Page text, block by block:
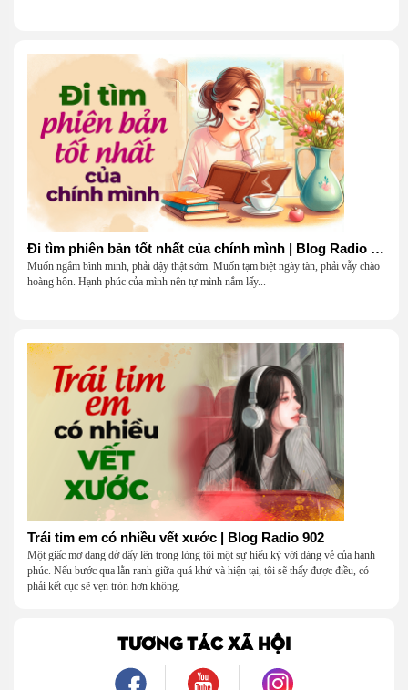
Đi tìm phiên bản tốt nhất của chính mình | Blog Radio 903
Muốn ngắm bình minh, phải dậy thật sớm. Muốn tạm biệt ngày tàn, phải vẫy chào
hoàng hôn. Hạnh phúc của mình nên tự mình nắm lấy...
Trái tim em có nhiều vết xước | Blog Radio 902
Một giấc mơ dang dở dấy lên trong lòng tôi một sự hiếu kỳ với dáng vẻ của hạnh
phúc. Nếu bước qua lằn ranh giữa quá khứ và hiện tại, tôi sẽ thấy được điều, có
phải kết cục sẽ vẹn tròn hơn không.
TƯƠNG TÁC XÃ HỘI